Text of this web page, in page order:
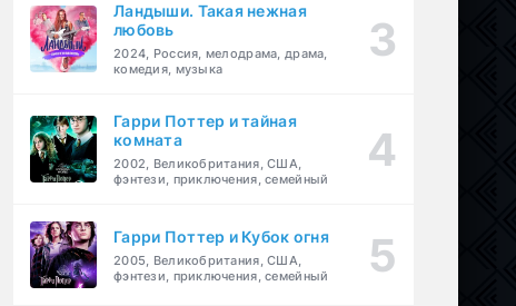
Ландыши. Такая нежная
любовь
2024, Россия, мелодрама, драма,
комедия, музыка
Гарри Поттер и тайная
комната
2002, Великобритания, США,
фэнтези, приключения, семейный
Гарри Поттер и Кубок огня
2005, Великобритания, США,
фэнтези, приключения, семейный